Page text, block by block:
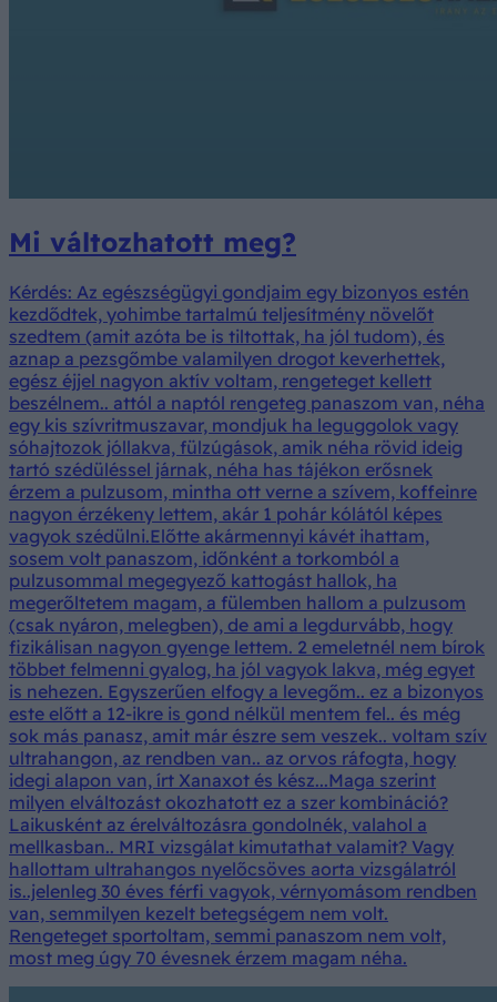
Mi változhatott meg?
Kérdés: Az egészségügyi gondjaim egy bizonyos estén
kezdődtek, yohimbe tartalmú teljesítmény növelőt
szedtem (amit azóta be is tiltottak, ha jól tudom), és
aznap a pezsgőmbe valamilyen drogot keverhettek,
egész éjjel nagyon aktív voltam, rengeteget kellett
beszélnem.. attól a naptól rengeteg panaszom van, néha
egy kis szívritmuszavar, mondjuk ha leguggolok vagy
sóhajtozok jóllakva, fülzúgások, amik néha rövid ideig
tartó szédüléssel járnak, néha has tájékon erősnek
érzem a pulzusom, mintha ott verne a szívem, koffeinre
nagyon érzékeny lettem, akár 1 pohár kólától képes
vagyok szédülni.Előtte akármennyi kávét ihattam,
sosem volt panaszom, időnként a torkomból a
pulzusommal megegyező kattogást hallok, ha
megerőltetem magam, a fülemben hallom a pulzusom
(csak nyáron, melegben), de ami a legdurvább, hogy
fizikálisan nagyon gyenge lettem. 2 emeletnél nem bírok
többet felmenni gyalog, ha jól vagyok lakva, még egyet
is nehezen. Egyszerűen elfogy a levegőm.. ez a bizonyos
este előtt a 12-ikre is gond nélkül mentem fel.. és még
sok más panasz, amit már észre sem veszek.. voltam szív
ultrahangon, az rendben van.. az orvos ráfogta, hogy
idegi alapon van, írt Xanaxot és kész...Maga szerint
milyen elváltozást okozhatott ez a szer kombináció?
Laikusként az érelváltozásra gondolnék, valahol a
mellkasban.. MRI vizsgálat kimutathat valamit? Vagy
hallottam ultrahangos nyelőcsöves aorta vizsgálatról
is..jelenleg 30 éves férfi vagyok, vérnyomásom rendben
van, semmilyen kezelt betegségem nem volt.
Rengeteget sportoltam, semmi panaszom nem volt,
most meg úgy 70 évesnek érzem magam néha.